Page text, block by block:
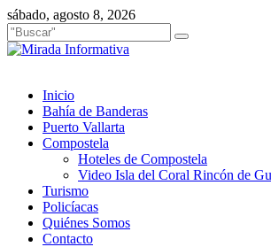
Saltar
al
contenido
sábado, agosto 8, 2026
Inicio
Bahía de Banderas
Puerto Vallarta
Compostela
Hoteles de Compostela
Video Isla del Coral Rincón de
Turismo
Policíacas
Quiénes Somos
Contacto